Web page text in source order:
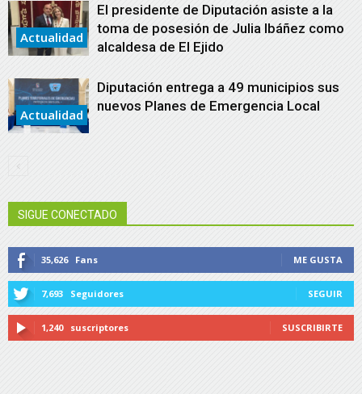
Actualidad
El presidente de Diputación asiste a la
toma de posesión de Julia Ibáñez como
alcaldesa de El Ejido
Actualidad
Diputación entrega a 49 municipios sus
nuevos Planes de Emergencia Local
SIGUE CONECTADO
35,626 Fans ME GUSTA
7,693 Seguidores SEGUIR
1,240 suscriptores SUSCRIBIRTE